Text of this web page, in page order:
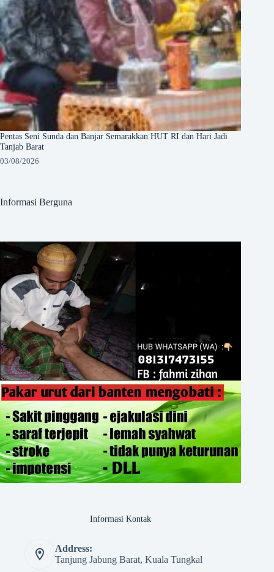
Pentas Seni Sunda dan Banjar Semarakkan HUT RI dan Hari Jadi
Tanjab Barat
03/08/2026
Informasi Berguna
Informasi Kontak
Address:
Tanjung Jabung Barat, Kuala Tungkal